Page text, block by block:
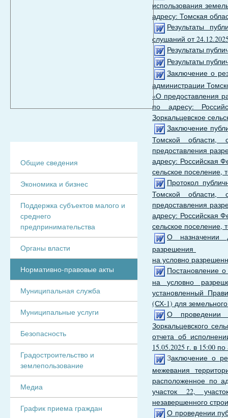
использования
адресу: Томская
Результаты
слушаний от
Результаты
Результаты
Заключение о
администрации
«О предоставления
по адресу:
Зоркальцевское
Заключение
Томской области,
предоставления
адресу: Российская
сельское поселение,
Протокол
Томской области,
предоставления
адресу: Российская
сельское поселение,
О назначении
разрешения
на условно
Постановление
на условно
установленный
(СХ-1) для
О проведении
Зоркальцевского
отчета об
15.05.2025 г. в 15:00
Заключение о
межевания
расположенное по
участок 22,
незавершенного
О проведении
Общие сведения
Экономика и бизнес
Поддержка субъектов малого и
среднего
предпринимательства
Органы власти
Нормативно-правовые акты
Муниципальная служба
Муниципальные услуги
Безопасность
Градостроительство и
землепользование
Медиа
График приема граждан